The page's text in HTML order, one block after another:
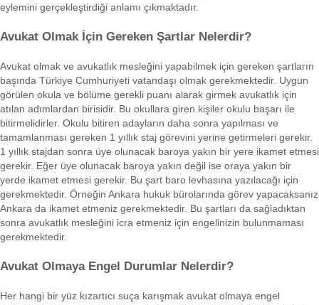
eylemini gerçekleştirdiği anlamı çıkmaktadır.
Avukat Olmak İçin Gereken Şartlar Nelerdir?
Avukat olmak ve avukatlık mesleğini yapabilmek için gereken şartların
başında Türkiye Cumhuriyeti vatandaşı olmak gerekmektedir. Uygun
görülen okula ve bölüme gerekli puanı alarak girmek avukatlık için
atılan adımlardan birisidir. Bu okullara giren kişiler okulu başarı ile
bitirmelidirler. Okulu bitiren adayların daha sonra yapılması ve
tamamlanması gereken 1 yıllık staj görevini yerine getirmeleri gerekir.
1 yıllık stajdan sonra üye olunacak baroya yakın bir yere ikamet etmesi
gerekir. Eğer üye olunacak baroya yakın değil ise oraya yakın bir
yerde ikamet etmesi gerekir. Bu şart baro levhasına yazılacağı için
gerekmektedir. Örneğin Ankara hukuk bürolarında görev yapacaksanız
Ankara da ikamet etmeniz gerekmektedir. Bu şartları da sağladıktan
sonra avukatlık mesleğini icra etmeniz için engelinizin bulunmaması
gerekmektedir.
Avukat Olmaya Engel Durumlar Nelerdir?
Her hangi bir yüz kızartıcı suça karışmak avukat olmaya engel